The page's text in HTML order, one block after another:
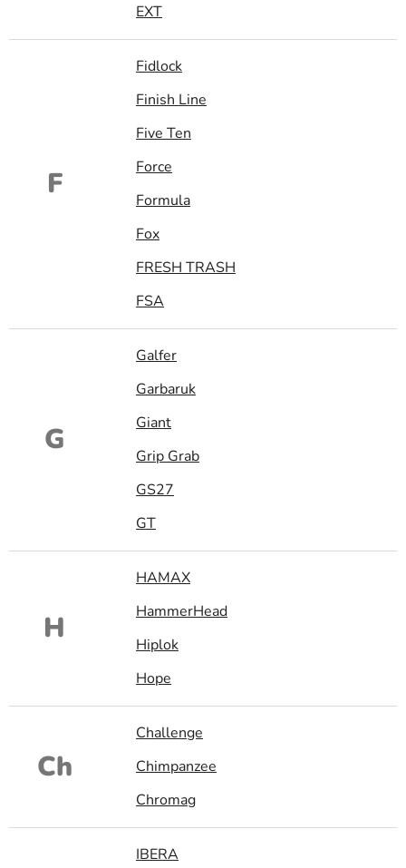
EXT
F
Fidlock
Finish Line
Five Ten
Force
Formula
Fox
FRESH TRASH
FSA
G
Galfer
Garbaruk
Giant
Grip Grab
GS27
GT
H
HAMAX
HammerHead
Hiplok
Hope
Ch
Challenge
Chimpanzee
Chromag
IBERA